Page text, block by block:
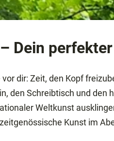
Dein
dir: Zeit, den Kopf
den Schreibtisch und den
Weltkunst
Kunst im